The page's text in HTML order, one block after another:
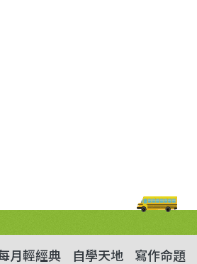
月輕經典 自學天地 寫作命題